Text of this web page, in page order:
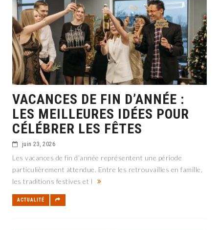
VACANCES DE FIN D’ANNÉE :
LES MEILLEURES IDÉES POUR
CÉLÉBRER LES FÊTES
juin 23, 2026
Les vacances de fin d’année représentent une période
particulièrement attendue. Entre les retrouvailles en famille,
les traditions festives et l
ACTUALITÉ